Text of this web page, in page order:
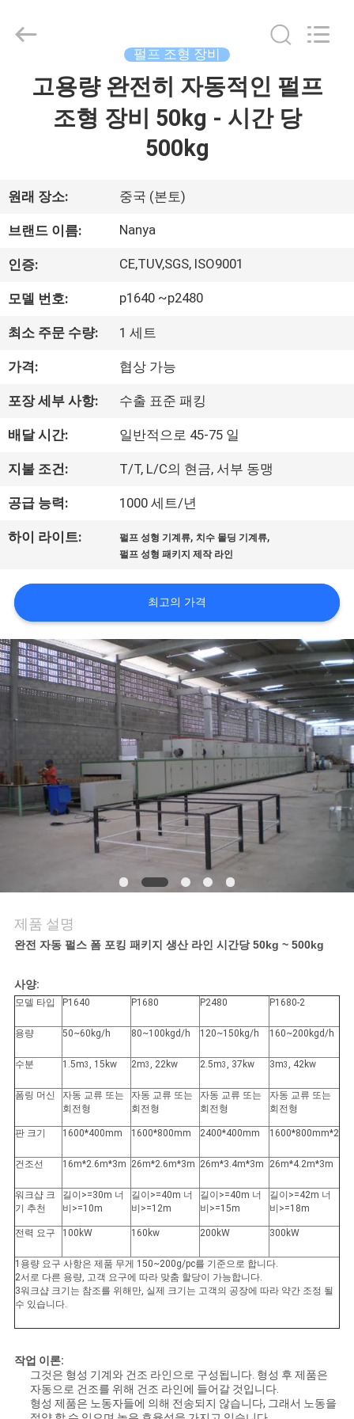
동
영
상
VR
쇼
우
리
에
대
여
공
장
여
품
질
리
연
락
주
세
요
뉴
스
사
이
트
맵
PRIVACY
POLICY
Guangzhou
Nanya
펄프 조형 장비
고용량 완전히 자동적인 펄프
조형 장비 50kg - 시간 당
500kg
원래 장소: 중국 (본토)
브랜드 이름: Nanya
인증: CE,TUV,SGS, ISO9001
모델 번호: p1640 ~p2480
최소 주문 수량: 1 세트
가격: 협상 가능
포장 세부 사항: 수출 표준 패킹
배달 시간: 일반적으로 45-75 일
지불 조건: T/T, L/C의 현금, 서부 동맹
공급 능력: 1000 세트/년
하이 라이트: 펄프 성형 기계류,치수 몰딩 기계류,
펄프 성형 패키지 제작 라인
최고의 가격
제품 설명
완전 자동 펄스 폼 포킹 패키지 생산 라인 시간당 50kg ~ 500kg
사양:
모델 타입 P1640 P1680 P2480 P1680-2
용량 50~60kg/h 80~100kgd/h 120~150kg/h 160~200kgd/h
수분 1.5m3 , 15kw 2m3 , 22kw 2.5m3 , 37kw 3m3 , 42kw
폼링 머신
자동 교류 또는
회전형
자동 교류 또는
회전형
자동 교류 또는
회전형
자동 교류 또는
회전형
판 크기 1600*400mm 1600*800mm 2400*400mm 1600*800mm*2
건조선 16m*2.6m*3m 26m*2.6m*3m 26m*3.4m*3m 26m*4.2m*3m
워크샵 크
기 추천
길이>=30m 너
비>=10m
길이>=40m 너
비>=12m
길이>=40m 너
비>=15m
길이>=42m 너
비>=18m
전력 요구 100kW 160kw 200kW 300kW
1용량 요구 사항은 제품 무게 150~200g/pc를 기준으로 합니다.
2서로 다른 용량, 고객 요구에 따라 맞춤 할당이 가능합니다.
3워크샵 크기는 참조를 위해만, 실제 크기는 고객의 공장에 따라 약간 조정 될
수 있습니다.
작업 이론:
그것은 형성 기계와 건조 라인으로 구성됩니다. 형성 후 제품은
자동으로 건조를 위해 건조 라인에 들어갈 것입니다.
형성 제품은 노동자들에 의해 전송되지 않습니다, 그래서 노동을